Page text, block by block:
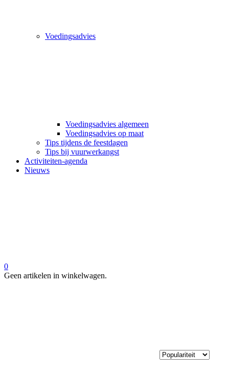
Voedingsadvies
Voedingsadvies algemeen
Voedingsadvies op maat
Tips tijdens de feestdagen
Tips bij vuurwerkangst
Activiteiten-agenda
Nieuws
0
Geen artikelen in winkelwagen.